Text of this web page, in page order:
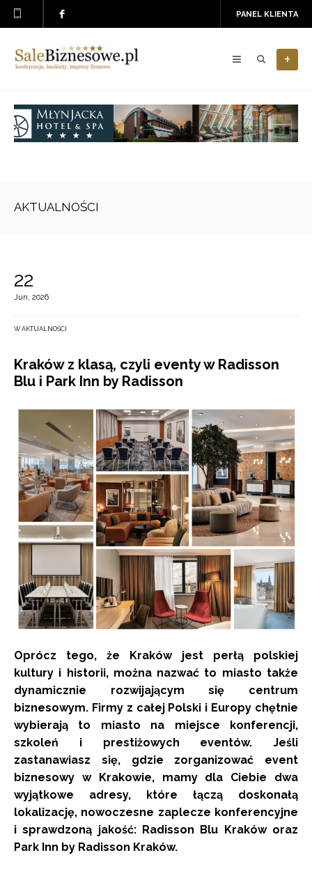
PANEL KLIENTA
+
AKTUALNOŚCI
22
Jun, 2026
W AKTUALNOŚCI
Kraków z klasą, czyli eventy w Radisson
Blu i Park Inn by Radisson
Oprócz tego, że Kraków jest perłą polskiej
kultury i historii, można nazwać to miasto także
dynamicznie rozwijającym się centrum
biznesowym. Firmy z całej Polski i Europy chętnie
wybierają to miasto na miejsce konferencji,
szkoleń i prestiżowych eventów. Jeśli
zastanawiasz się, gdzie zorganizować event
biznesowy w Krakowie, mamy dla Ciebie dwa
wyjątkowe adresy, które łączą doskonałą
lokalizację, nowoczesne zaplecze konferencyjne
i sprawdzoną jakość: Radisson Blu Kraków oraz
Park Inn by Radisson Kraków.